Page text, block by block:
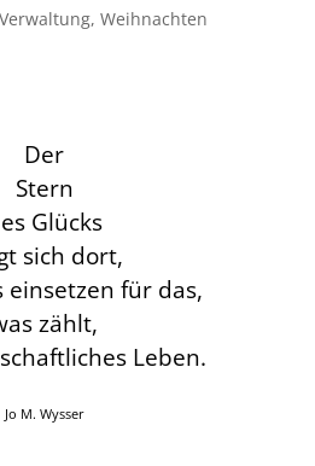
Verwaltung, Weihnachten
Der
Stern
Glücks
sich dort,
einsetzen für das,
zählt,
Leben.
Jo M. Wysser